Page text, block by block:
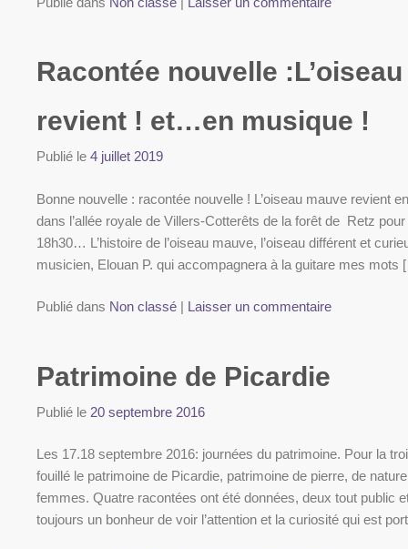
Racontée nouvelle
revient ! et…en musique !
Publié le 4 juillet 2019
Bonne nouvelle : racontée nouvelle ! L’oiseau mauve revient
dans l’allée royale de Villers-Cotterêts de la forêt de Retz
18h30… L’histoire de l’oiseau mauve, l’oiseau différent et
musicien, Elouan P. qui accompagnera à la guitare mes mots
Publié dans Non classé | Laisser un commentaire
Patrimoine de Picardie
Publié le 20 septembre 2016
Les 17.18 septembre 2016: journées du patrimoine. Pour la
fouillé le patrimoine de Picardie, patrimoine de pierre, de
femmes. Quatre racontées ont été données, deux tout public
toujours un bonheur de voir l’attention et la curiosité qui est